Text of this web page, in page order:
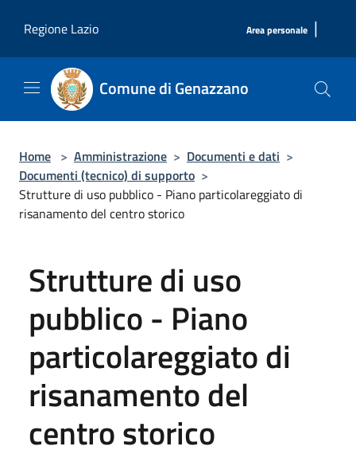
Regione Lazio
Area personale |
Comune di Genazzano
Home > Amministrazione > Documenti e dati >
Documenti (tecnico) di supporto >
Strutture di uso pubblico - Piano particolareggiato di
risanamento del centro storico
Strutture di uso
pubblico - Piano
particolareggiato di
risanamento del
centro storico